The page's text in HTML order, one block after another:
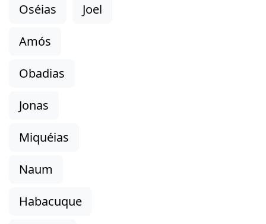
Oséias
Joel
Amós
Obadias
Jonas
Miquéias
Naum
Habacuque